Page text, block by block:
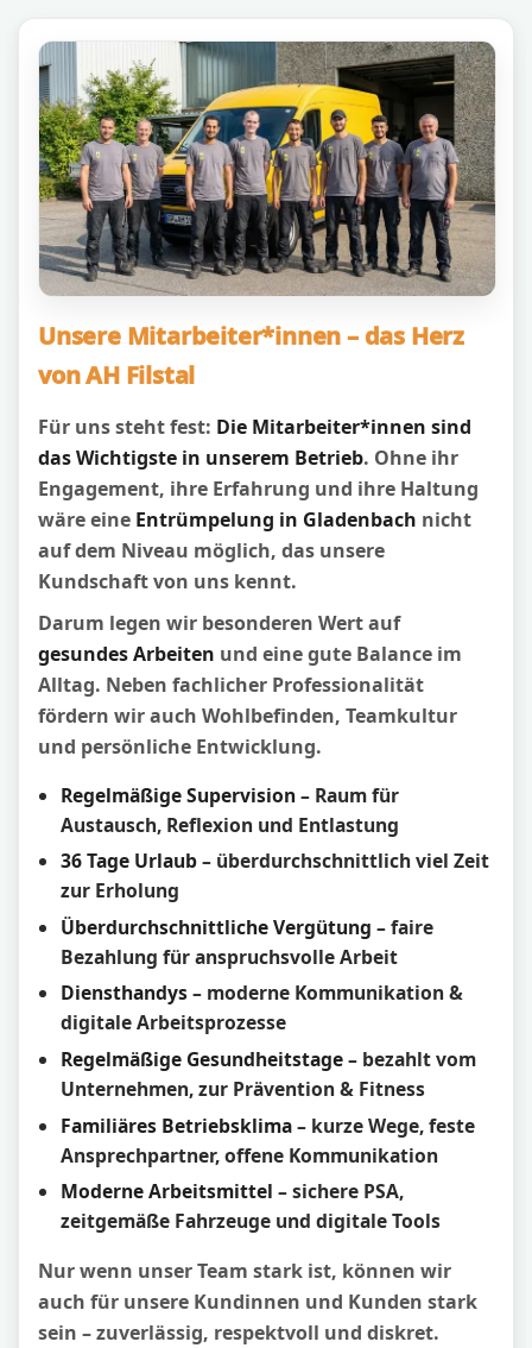
Unsere Mitarbeiter*innen – das Herz
von AH Filstal
Für uns steht fest: Die Mitarbeiter*innen sind
das Wichtigste in unserem Betrieb. Ohne ihr
Engagement, ihre Erfahrung und ihre Haltung
wäre eine Entrümpelung in Gladenbach nicht
auf dem Niveau möglich, das unsere
Kundschaft von uns kennt.
Darum legen wir besonderen Wert auf
gesundes Arbeiten und eine gute Balance im
Alltag. Neben fachlicher Professionalität
fördern wir auch Wohlbefinden, Teamkultur
und persönliche Entwicklung.
Regelmäßige Supervision– Raum für
Austausch, Reflexion und Entlastung
36 Tage Urlaub– überdurchschnittlich viel Zeit
zur Erholung
Überdurchschnittliche Vergütung – faire
Bezahlung für anspruchsvolle Arbeit
Diensthandys– moderne Kommunikation &
digitale Arbeitsprozesse
Regelmäßige Gesundheitstage– bezahlt vom
Unternehmen, zur Prävention & Fitness
Familiäres Betriebsklima– kurze Wege, feste
Ansprechpartner, offene Kommunikation
Moderne Arbeitsmittel – sichere PSA,
zeitgemäße Fahrzeuge und digitale Tools
Nur wenn unser Team stark ist, können wir
auch für unsere Kundinnen und Kunden stark
sein – zuverlässig, respektvoll und diskret.